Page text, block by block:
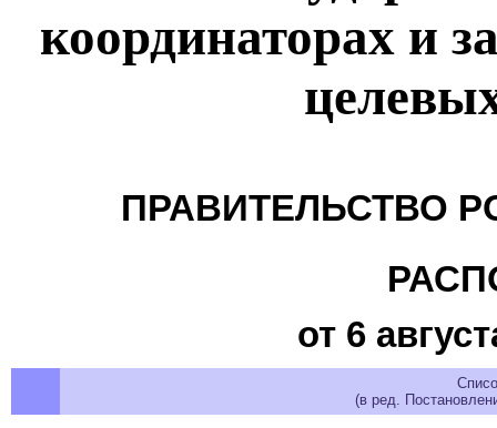
координаторах и
ПРАВИТЕЛЬСТВО
от 6
(в ред.